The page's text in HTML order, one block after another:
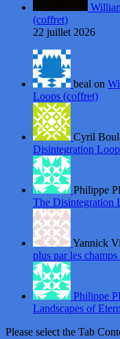
(coffret)
22 juillet 2026
beal on
Loops (coffret)
Cyril
Disintegration
Philippe
The Disintegration
Yannick
plus par les
Philippe
Landscapes of
Please select the Tab